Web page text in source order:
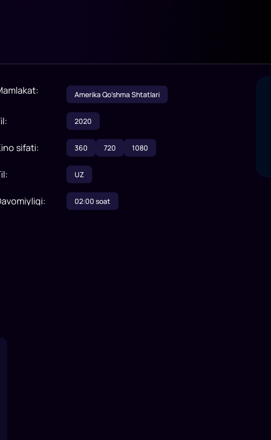
: Amerika Qo'shma Shtatlari
: 2020
sifati: 360 720 1080
: UZ
: 02:00 soat